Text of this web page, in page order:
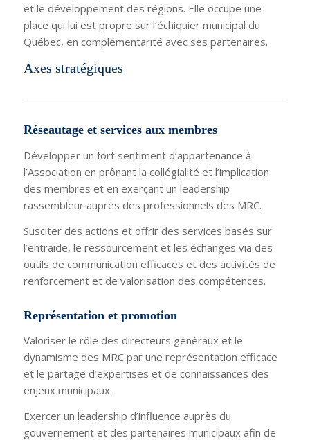
et le développement des régions. Elle occupe une
place qui lui est propre sur l’échiquier municipal du
Québec, en complémentarité avec ses partenaires.
Axes stratégiques
Réseautage et services aux membres
Développer un fort sentiment d’appartenance à
l’Association en prônant la collégialité et l’implication
des membres et en exerçant un leadership
rassembleur auprès des professionnels des MRC.
Susciter des actions et offrir des services basés sur
l’entraide, le ressourcement et les échanges via des
outils de communication efficaces et des activités de
renforcement et de valorisation des compétences.
Représentation et promotion
Valoriser le rôle des directeurs généraux et le
dynamisme des MRC par une représentation efficace
et le partage d’expertises et de connaissances des
enjeux municipaux.
Exercer un leadership d’influence auprès du
gouvernement et des partenaires municipaux afin de